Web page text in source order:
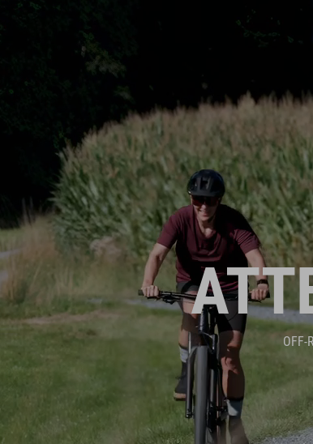
OFF-